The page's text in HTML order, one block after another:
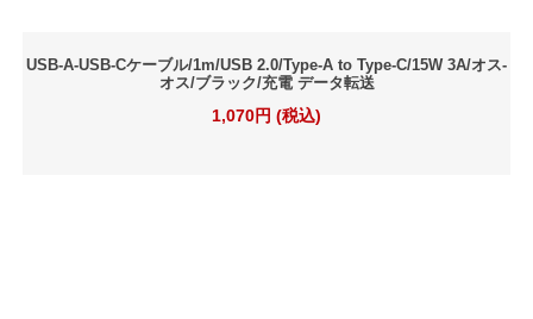
USB-A-USB-Cケーブル/1m/USB 2.0/Type-A to Type-C/15W 3A/オス-
オス/ブラック/充電 データ転送
1,070円 (税込)